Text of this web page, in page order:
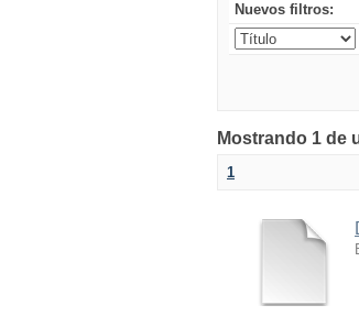
Nuevos filtros:
Mostrando 1 de
1